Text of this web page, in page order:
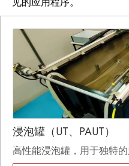
浸泡罐（UT、PAUT）
高性能浸泡罐，用于独特的